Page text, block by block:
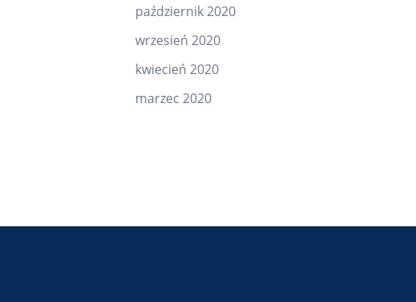
październik 2020
wrzesień 2020
kwiecień 2020
marzec 2020